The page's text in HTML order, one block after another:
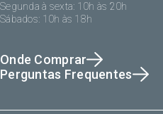
Segunda à sexta: 10h às 20h
Sábados: 10h às 18h
Onde Comprar
Perguntas Frequentes